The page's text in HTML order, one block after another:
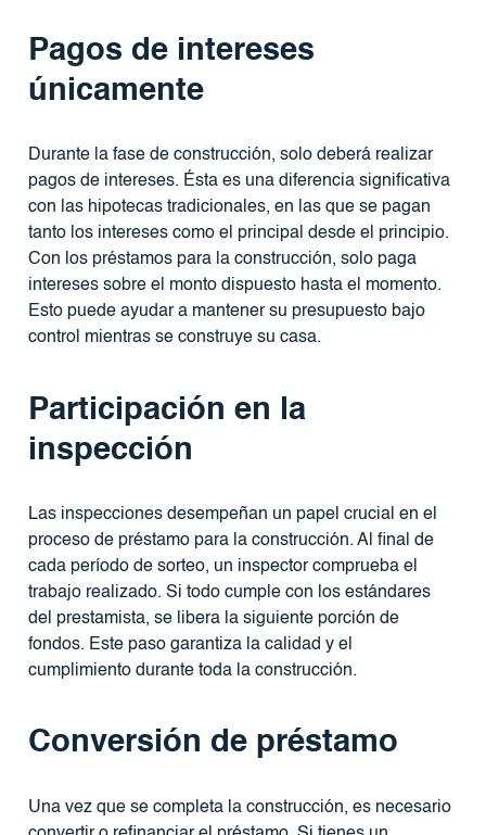
Pagos de intereses
únicamente
Durante la fase de construcción, solo deberá realizar
pagos de intereses. Ésta es una diferencia significativa
con las hipotecas tradicionales, en las que se pagan
tanto los intereses como el principal desde el principio.
Con los préstamos para la construcción, solo paga
intereses sobre el monto dispuesto hasta el momento.
Esto puede ayudar a mantener su presupuesto bajo
control mientras se construye su casa.
Participación en la
inspección
Las inspecciones desempeñan un papel crucial en el
proceso de préstamo para la construcción. Al final de
cada período de sorteo, un inspector comprueba el
trabajo realizado. Si todo cumple con los estándares
del prestamista, se libera la siguiente porción de
fondos. Este paso garantiza la calidad y el
cumplimiento durante toda la construcción.
Conversión de préstamo
Una vez que se completa la construcción, es necesario